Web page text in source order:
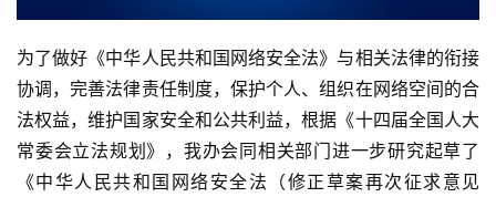
为了做好《中华人民共和国网络安全法》与相关法律的衔接
协调，完善法律责任制度，保护个人、组织在网络空间的合
法权益，维护国家安全和公共利益，根据《十四届全国人大
常委会立法规划》，我办会同相关部门进一步研究起草了
《中华人民共和国网络安全法（修正草案再次征求意见